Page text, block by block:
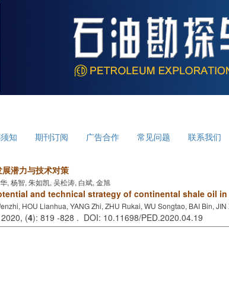
知 期刊订阅 广告合作 常见问题 联系我们
潜力与技术对策
, 杨智, 朱如凯, 吴松涛, 白斌, 金旭
and technical strategy of continental shale oil in
HOU Lianhua, YANG Zhi, ZHU Rukai, WU Songtao, BAI Bin, JIN
(4): 819 -828 . DOI: 10.11698/PED.2020.04.19